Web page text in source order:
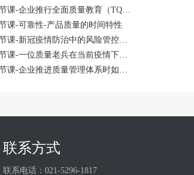
第36节课-企业推行全面质量教育（TQE）系统方法
课-可靠性-产品质量的时间特性
第27节课-新冠疫情防治中的风险管控与质量思考
​第21节课-一位质量老兵在当前疫情下对企业运作的思考
第23节课-企业推进质量管理体系时如何做好风险管理
联系方式
联系电话：021-5296-1817